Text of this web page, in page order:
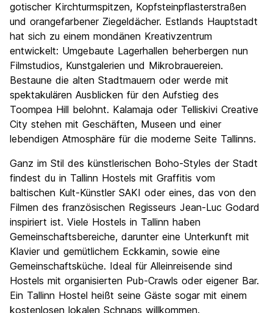
Nachtleben / Party
8.3
Preis-Leistungsverhältnis
8.5
gotischer Kirchturmspitzen, Kopfsteinpflasterstraßen
und orangefarbener Ziegeldächer. Estlands Hauptstadt
hat sich zu einem mondänen Kreativzentrum
entwickelt: Umgebaute Lagerhallen beherbergen nun
Filmstudios, Kunstgalerien und Mikrobrauereien.
Bestaune die alten Stadtmauern oder werde mit
spektakulären Ausblicken für den Aufstieg des
Toompea Hill belohnt. Kalamaja oder Telliskivi Creative
City stehen mit Geschäften, Museen und einer
lebendigen Atmosphäre für die moderne Seite Tallinns.
Ganz im Stil des künstlerischen Boho-Styles der Stadt
findest du in Tallinn Hostels mit Graffitis vom
baltischen Kult-Künstler SAKI oder eines, das von den
Filmen des französischen Regisseurs Jean-Luc Godard
inspiriert ist. Viele Hostels in Tallinn haben
Gemeinschaftsbereiche, darunter eine Unterkunft mit
Klavier und gemütlichem Eckkamin, sowie eine
Gemeinschaftsküche. Ideal für Alleinreisende sind
Hostels mit organisierten Pub-Crawls oder eigener Bar.
Ein Tallinn Hostel heißt seine Gäste sogar mit einem
kostenlosen lokalen Schnaps willkommen.